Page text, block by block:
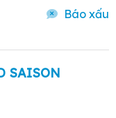
Báo xấu
SAISON